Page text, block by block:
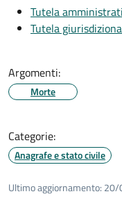
Tutela
Tutela
Argomenti:
Morte
Categorie:
Anagrafe e stato civile
Ultimo aggiornamento: 20/